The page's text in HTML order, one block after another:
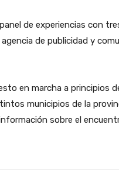
de experiencias con
de publicidad y
en marcha a principios
municipios de la
sobre el